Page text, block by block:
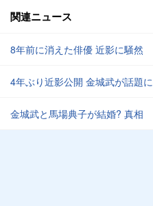
関連ニュース
8年前に消えた俳優 近影に騒然
4年ぶり近影公開 金城武が話題に
金城武と馬場典子が結婚? 真相